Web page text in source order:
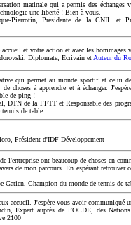
matinale qui a permis des
une liberté ! Bien à vous.
Pierrotin, Présidente de la CNIL et
et votre action et avec les hommages
Diplomate, Ecrivain et Auteur du
qui permet au monde sportif et celui
de choses à apprendre et à échanger.
de ping !
DTN de la FFTT et Responsable des
de table
Président d'IDF Développement
l'entreprise ont beaucoup de choses en
de mon parcours. En espérant retrouver
Gatien, Champion du monde de tennis de
accueil. J'espère vous avoir communiqué
Expert auprès de l’OCDE, des
2100